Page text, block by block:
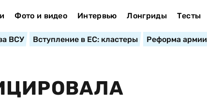
Фото и видео Интервью Лонгриды Тесты
ВСУ Вступление в ЕС: кластеры Реформа армии